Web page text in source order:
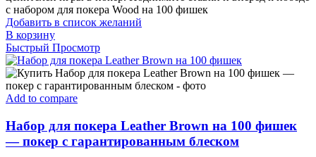
с набором для покера Wood на 100 фишек
Добавить в список желаний
В корзину
Быстрый Просмотр
Add to compare
Набор для покера Leather Brown на 100 фишек
— покер с гарантированным блеском